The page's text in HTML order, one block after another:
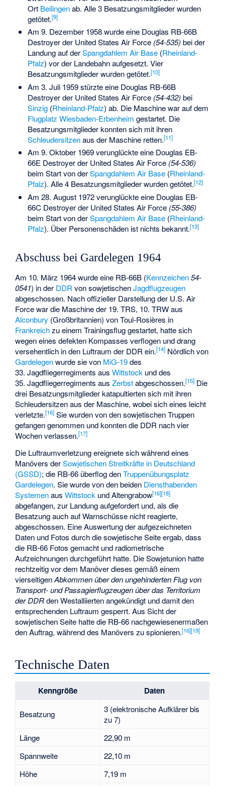
Ort Beilingenab. Alle 3 Besatzungsmitglieder wurden
getötet.[9]
Am 9. Dezember 1958 wurde eine Douglas RB-66B
Destroyer der United States Air Force (54-535)bei der
Landung auf derSpangdahlem Air Base(Rheinland-
Pfalz) vor der Landebahn aufgesetzt. Vier
Besatzungsmitglieder wurden getötet.[10]
Am 3. Juli 1959 stürzte eine Douglas RB-66B
Destroyer der United States Air Force (54-432)bei
Sinzig(Rheinland-Pfalz) ab. Die Maschine war auf dem
Flugplatz Wiesbaden-Erbenheim gestartet. Die
Besatzungsmitglieder konnten sich mit ihren
Schleudersitzenaus der Maschine retten.[11]
Am 9. Oktober 1969 verunglückte eine Douglas EB-
66E Destroyer der United States Air Force (54-536)
beim Start von derSpangdahlem Air Base(Rheinland-
Pfalz). Alle 4 Besatzungsmitglieder wurden getötet.[12]
Am 28. August 1972 verunglückte eine Douglas EB-
66C Destroyer der United States Air Force (55-386)
beim Start von derSpangdahlem Air Base(Rheinland-
Pfalz). Über Personenschäden ist nichts bekannt.[13]
Abschuss bei Gardelegen 1964
Am 10. März 1964 wurde eine RB-66B (Kennzeichen 54-
0541) in der DDR von sowjetischenJagdflugzeugen
abgeschossen. Nach offizieller Darstellung der U.S. Air
Force war die Maschine der 19. TRS, 10. TRW aus
Alconbury (Großbritannien) vonToul-Rosières in
Frankreichzu einem Trainingsflug gestartet, hatte sich
wegen eines defekten Kompasses verflogen und drang
versehentlich in den Luftraum der DDR ein.[14] Nördlich von
Gardelegenwurde sie von MiG-19des
33. Jagdfliegerregiments ausWittstock und des
35. Jagdfliegerregiments ausZerbstabgeschossen.[15] Die
drei Besatzungsmitglieder katapultierten sich mit ihren
Schleudersitzen aus der Maschine, wobei sich eines leicht
verletzte.[16] Sie wurden von den sowjetischen Truppen
gefangen genommen und konnten die DDR nach vier
Wochen verlassen.[17]
Die Luftraumverletzung ereignete sich während eines
Manövers derSowjetischen Streitkräfte in Deutschland
(GSSD); die RB-66 überflog denTruppenübungsplatz
Gardelegen. Sie wurde von den beiden Diensthabenden
SystemenausWittstock und Altengrabow[16][18]
abgefangen, zur Landung aufgefordert und, als die
Besatzung auch auf Warnschüsse nicht reagierte,
abgeschossen. Eine Auswertung der aufgezeichneten
Daten und Fotos durch die sowjetische Seite ergab, dass
die RB-66 Fotos gemacht und radiometrische
Aufzeichnungen durchgeführt hatte. Die Sowjetunion hatte
rechtzeitig vor dem Manöver dieses gemäß einem
vierseitigenAbkommen über den ungehinderten Flug von
Transport- und Passagierflugzeugen über das Territorium
der DDRden Westalliierten angekündigt und damit den
entsprechenden Luftraum gesperrt. Aus Sicht der
sowjetischen Seite hatte die RB-66 nachgewiesenermaßen
den Auftrag, während des Manövers zu spionieren.[16][19]
Technische Daten
Kenngröße Daten
Besatzung
3 (elektronische Aufklärer bis
zu 7)
Länge
22,90 m
Spannweite
22,10 m
Höhe
7,19 m